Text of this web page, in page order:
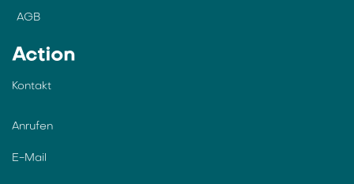
AGB
Action
Kontakt
Anrufen
E-Mail